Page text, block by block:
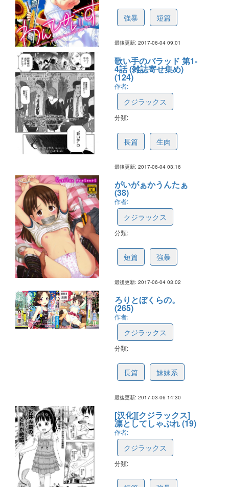
強暴 短篇
最後更新: 2017-06-04 09:01
歌い手のバラッド 第1-
4話 (雑誌寄せ集め)
(124)
作者:
クジラックス
分類:
長篇 生肉
最後更新: 2017-06-04 03:16
がいがぁかうんたぁ
(38)
作者:
クジラックス
分類:
短篇 強暴
最後更新: 2017-06-04 03:02
ろりとぼくらの。
(265)
作者:
クジラックス
分類:
長篇 妹妹系
最後更新: 2017-03-06 14:30
[汉化][クジラックス]
凛としてしゃぶれ (19)
作者:
クジラックス
分類: